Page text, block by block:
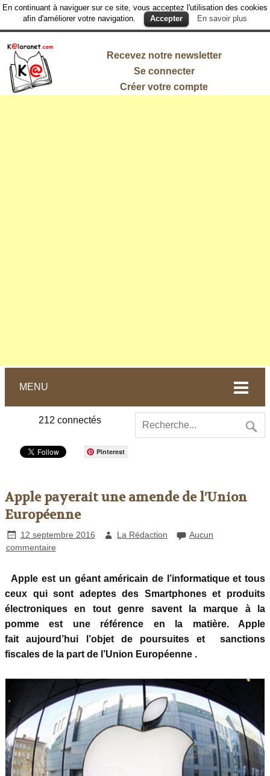
En continuant à naviguer sur ce site, vous acceptez l'utilisation des cookies
afin d'améliorer votre navigation.
Accepter En savoir plus
Recevez notre newsletter
Se connecter
Créer votre compte
MENU
212 connectés
Pinterest
Apple payerait une amende de l’Union
Européenne
12 septembre 2016 La Rédaction
Aucun
commentaire
Apple est un géant américain de l’informatique et tous
ceux qui sont adeptes des Smartphones et produits
électroniques en tout genre savent la marque à la
pomme est une référence en la matière. Apple
fait aujourd’hui l’objet de poursuites et sanctions
fiscales de la part de l’Union Européenne .